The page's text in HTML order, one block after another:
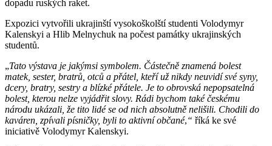
dopadu ruských raket.
Expozici vytvořili ukrajinští vysokoškolští studenti Volodymyr
Kalenskyi a Hlib Melnychuk na počest památky ukrajinských
studentů.
„Tato výstava je jakýmsi symbolem. Částečně znamená bolest
matek, sester, bratrů, otců a přátel, kteří už nikdy neuvidí své syny,
dcery, bratry, sestry a blízké přátele. Je to obrovská nepopsatelná
bolest, kterou nelze vyjádřit slovy. Rádi bychom také českému
národu ukázali, že tito lidé se od nich absolutně nelišili. Chodili do
kaváren, zpívali písničky, byli to aktivní občané,“ říká ke své
iniciativě Volodymyr Kalenskyi.